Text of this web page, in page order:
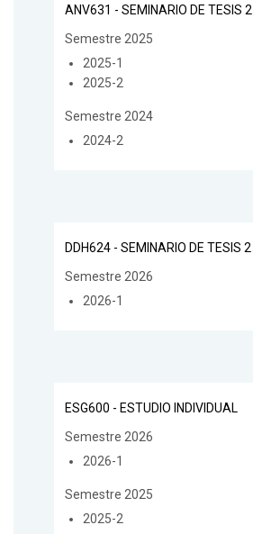
ANV631 - SEMINARIO DE TESIS 2
Semestre 2025
2025-1
2025-2
Semestre 2024
2024-2
DDH624 - SEMINARIO DE TESIS 2
Semestre 2026
2026-1
ESG600 - ESTUDIO INDIVIDUAL
Semestre 2026
2026-1
Semestre 2025
2025-2